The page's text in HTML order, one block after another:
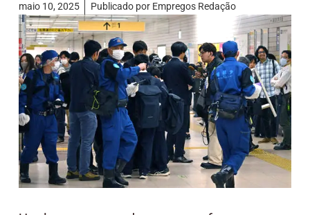
maio 10, 2025 Publicado porEmpregos Redação